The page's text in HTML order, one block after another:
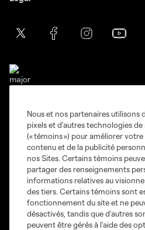
Conditions d'utilisation
Politique de
Ne vendez pas et ne partagez pas mes
Paramètres des témoins
@2026 MLS. Le nom et l'écusson
marques déposées de Major League
loi. Les noms et les logos des différentes
marques déposées ou des marques de
utilisées avec l’autorisation ou l'accord
propriétaires. Toute l’utilisation de leurs
par conséquent prohibée est interdite.
Nous et nos partenaires utilisons
pixels et d’autres technologies de
(« témoins ») pour améliorer
contenu et de la publicité
nos Sites. Certains témoins
partager des renseignements
informations relatives au
des tiers. Certains témoins sont
fonctionnement du site et ne
désactivés, tandis que d’autres
peuvent être gérés à l’aide des